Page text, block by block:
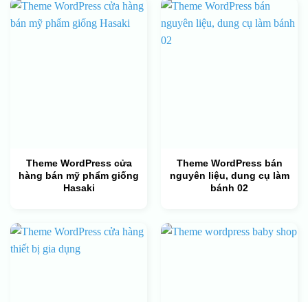
Theme WordPress cửa
hàng bán mỹ phẩm giống
Hasaki
Theme WordPress bán
nguyên liệu, dung cụ làm
bánh 02